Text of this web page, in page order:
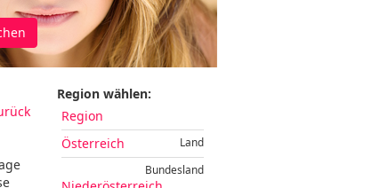
Region wählen:
Region
Land
Österreich
Bundesland